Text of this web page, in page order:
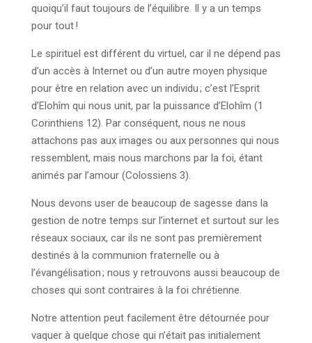
quoiqu’il faut toujours de l’équilibre. Il y a un temps
pour tout !
Le spirituel est différent du virtuel, car il ne dépend pas
d’un accès à Internet ou d’un autre moyen physique
pour être en relation avec un individu ; c’est l’Esprit
d’Elohîm qui nous unit, par la puissance d’Elohîm (1
Corinthiens 12). Par conséquent, nous ne nous
attachons pas aux images ou aux personnes qui nous
ressemblent, mais nous marchons par la foi, étant
animés par l’amour (Colossiens 3).
Nous devons user de beaucoup de sagesse dans la
gestion de notre temps sur l’internet et surtout sur les
réseaux sociaux, car ils ne sont pas premièrement
destinés à la communion fraternelle ou à
l’évangélisation ; nous y retrouvons aussi beaucoup de
choses qui sont contraires à la foi chrétienne.
Notre attention peut facilement être détournée pour
vaquer à quelque chose qui n’était pas initialement